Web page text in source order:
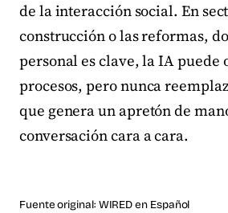
de la interacción social. En
construcción o las reformas,
personal es clave, la IA puede
procesos, pero nunca
que genera un apretón de
conversación cara a cara.
Fuente original: WIRED en Español